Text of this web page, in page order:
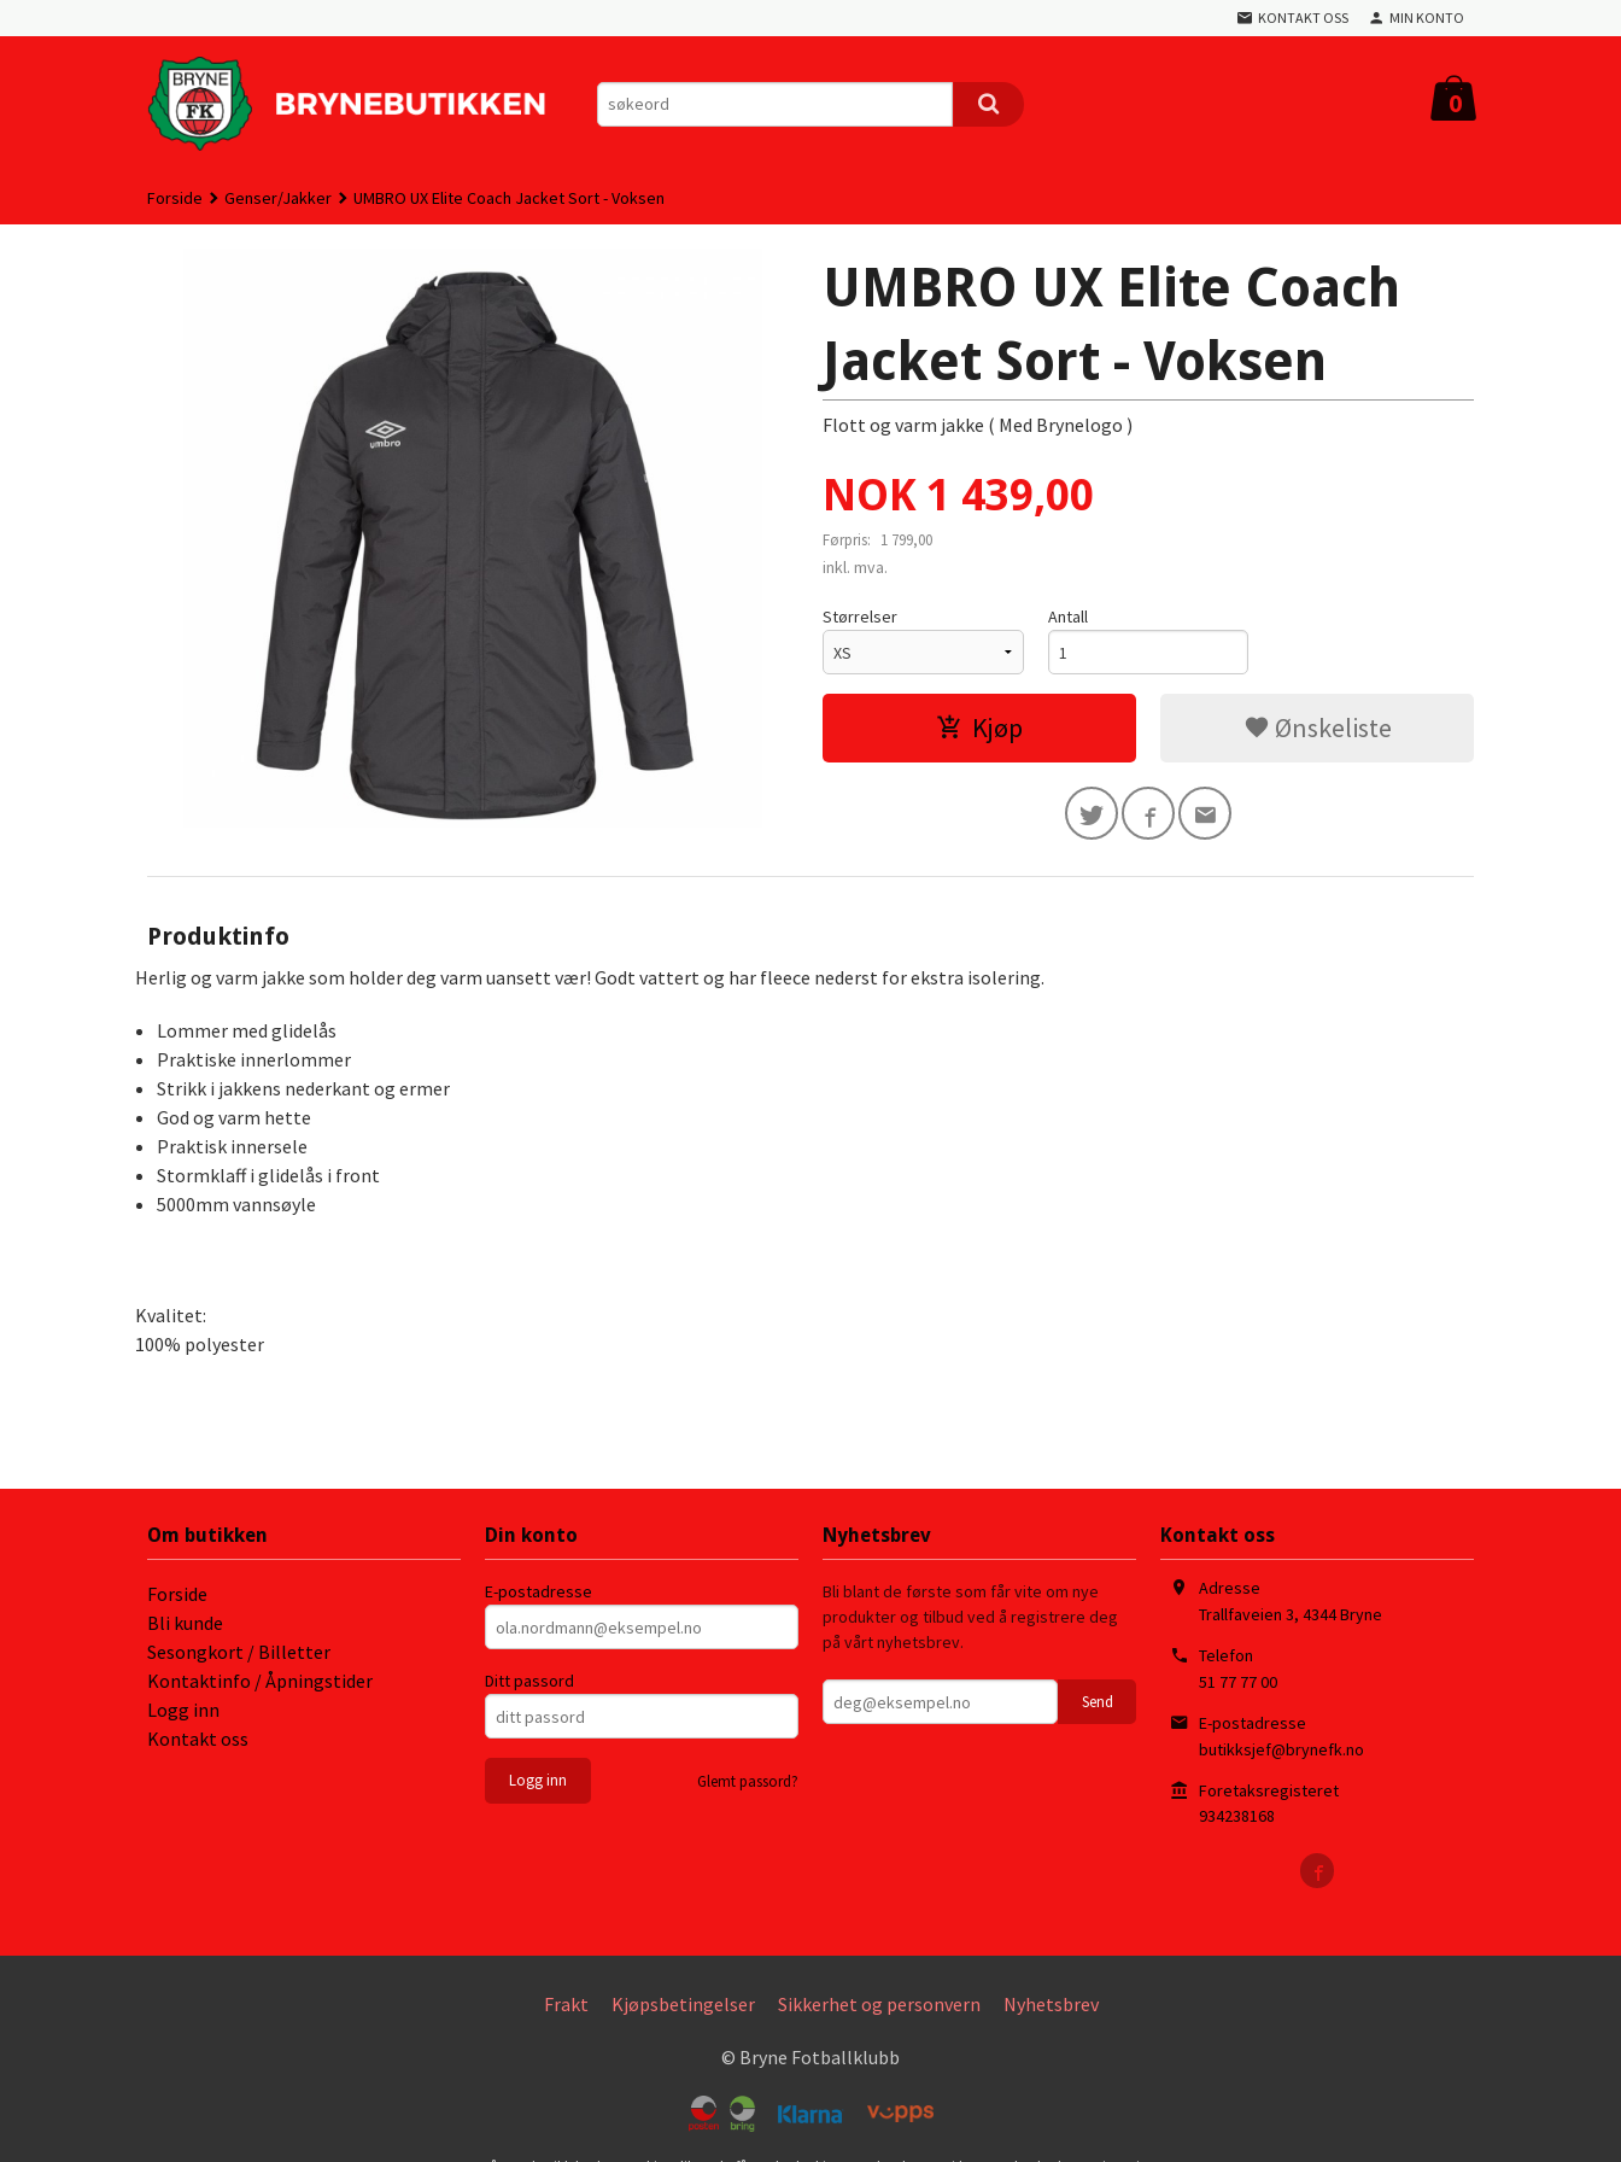
til
KONTAKT OSS MIN KONTO
0
Forside Genser/Jakker UMBRO UX Elite Coach Jacket Sort - Voksen
UMBRO UX Elite Coach
Jacket Sort - Voksen
Flott og varm jakke ( Med Brynelogo )
Tilbud
NOK 1 439,00
Førpris: 1 799,00
Rabatt
inkl. mva.
Størrelser Antall
Kjøp Ønskeliste
Produktinfo
Herlig og varm jakke som holder deg varm uansett vær! Godt vattert og har fleece nederst for ekstra isolering.
Lommer med glidelås
Praktiske innerlommer
Strikk i jakkens nederkant og ermer
God og varm hette
Praktisk innersele
Stormklaff i glidelås i front
5000mm vannsøyle
Kvalitet:
100% polyester
Om butikken
Forside
Bli kunde
Sesongkort / Billetter
Kontaktinfo / Åpningstider
Logg inn
Kontakt oss
Din konto
E-postadresse
Ditt passord
Glemt passord?
Nyhetsbrev
Bli blant de første som får vite om nye
produkter og tilbud ved å registrere deg
på vårt nyhetsbrev.
Kontakt oss
Adresse
Trallfaveien 3, 4344Bryne
Telefon
51 77 77 00
E-postadresse
butikksjef@brynefk.no
Foretaksregisteret
934238168
Frakt Kjøpsbetingelser Sikkerhet og personvern Nyhetsbrev
© Bryne Fotballklubb